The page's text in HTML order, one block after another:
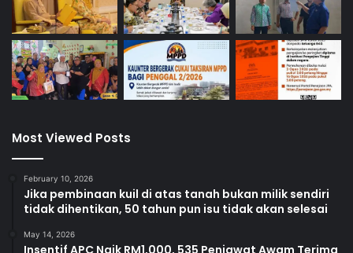
Most Viewed Posts
February 10, 2026
Jika pembinaan kuil di atas tanah bukan milik sendiri
tidak dihentikan, 50 tahun pun isu tidak akan selesai
May 14, 2026
Insentif APC Naik RM1,000, 535 Penjawat Awam Terima